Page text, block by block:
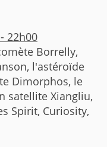
22h00
Borrelly,
l'astéroïde
Dimorphos, le
satellite Xiangliu,
Spirit, Curiosity,